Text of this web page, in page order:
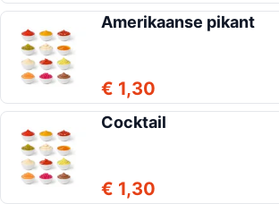
Amerikaanse pikant
€ 1,30
Cocktail
€ 1,30